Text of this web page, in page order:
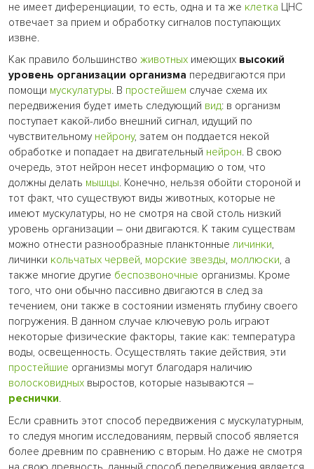
не имеет диференциации, то есть, одна и та же клетка ЦНС
отвечает за прием и обработку сигналов поступающих
извне.
Как правило большинство животных имеющих высокий
уровень организации организма передвигаются при
помощи мускулатуры. В простейшем случае схема их
передвижения будет иметь следующий вид: в организм
поступает какой-либо внешний сигнал, идущий по
чувствительному нейрону, затем он поддается некой
обработке и попадает на двигательный нейрон. В свою
очередь, этот нейрон несет информацию о том, что
должны делать мышцы. Конечно, нельзя обойти стороной и
тот факт, что существуют виды животных, которые не
имеют мускулатуры, но не смотря на свой столь низкий
уровень организации – они двигаются. К таким существам
можно отнести разнообразные планктонные личинки,
личинки кольчатых червей, морские звезды, моллюски, а
также многие другие беспозвоночные организмы. Кроме
того, что они обычно пассивно двигаются в след за
течением, они также в состоянии изменять глубину своего
погружения. В данном случае ключевую роль играют
некоторые физические факторы, такие как: температура
воды, освещенность. Осуществлять такие действия, эти
простейшие организмы могут благодаря наличию
волосковидных выростов, которые называются –
реснички.
Если сравнить этот способ передвижения с мускулатурным,
то следуя многим исследованиям, первый способ является
более древним по сравнению с вторым. Но даже не смотря